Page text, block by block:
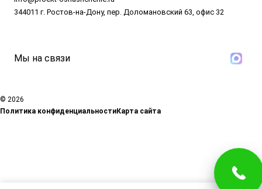
344011 г. Ростов-на-Дону, пер. Доломановский 63, офис 32
Мы на связи
© 2026
Политика конфиденциальностиКарта сайта